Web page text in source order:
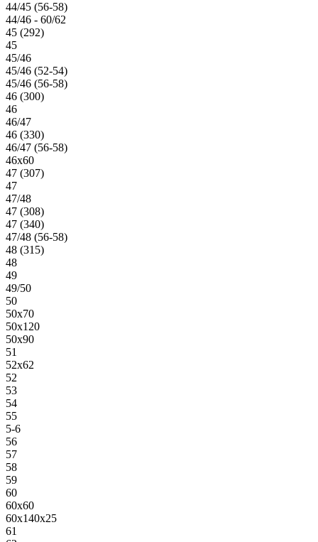
44/45 (56-58)
44/46 - 60/62
45 (292)
45
45/46
45/46 (52-54)
45/46 (56-58)
46 (300)
46
46/47
46 (330)
46/47 (56-58)
46х60
47 (307)
47
47/48
47 (308)
47 (340)
47/48 (56-58)
48 (315)
48
49
49/50
50
50х70
50х120
50х90
51
52х62
52
53
54
55
5-6
56
57
58
59
60
60х60
60х140х25
61